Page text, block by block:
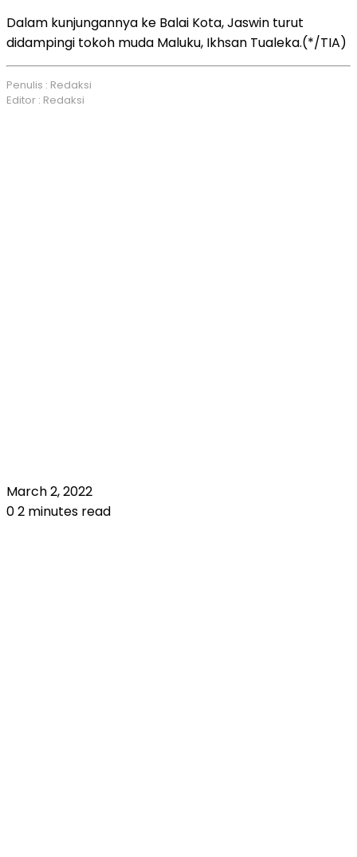
Dalam kunjungannya ke Balai Kota, Jaswin turut
didampingi tokoh muda Maluku, Ikhsan Tualeka.(*/TIA)
Penulis : Redaksi
Editor : Redaksi
March 2, 2022
02 minutes read